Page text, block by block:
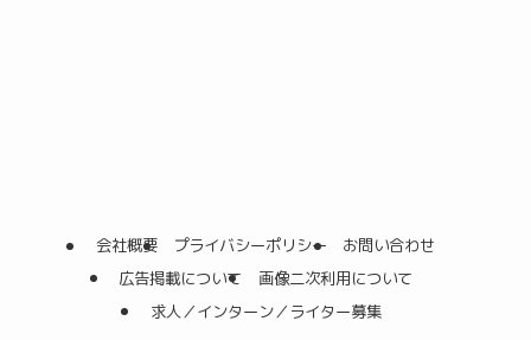
会社概要 プライバシーポリシー
お問い合わせ
広告掲載について
画像二次利用について
求人／インターン／ライター募集